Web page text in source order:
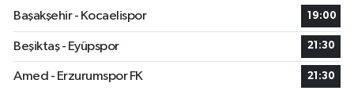
Başakşehir - Kocaelispor
19:00
Beşiktaş - Eyüpspor 21:30
Amed - Erzurumspor FK 21:30